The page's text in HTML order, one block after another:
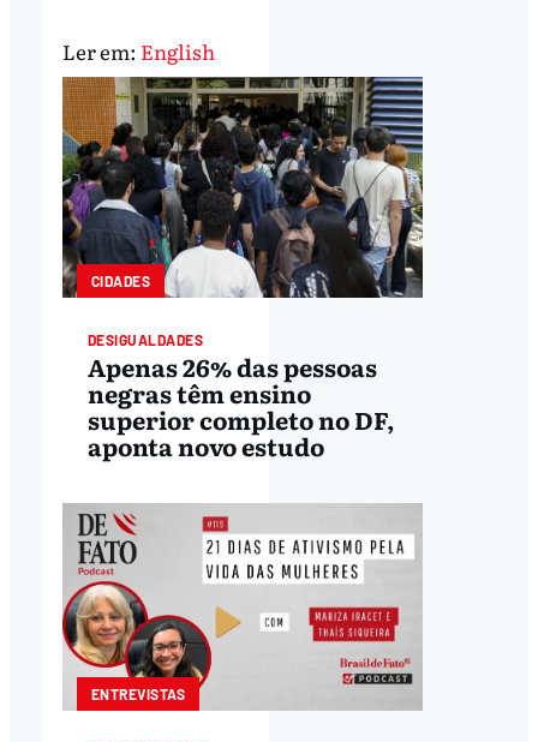
Ler em: English
CIDADES
DESIGUALDADES
Apenas 26% das pessoas
negras têm ensino
superior completo no DF,
aponta novo estudo
ENTREVISTAS